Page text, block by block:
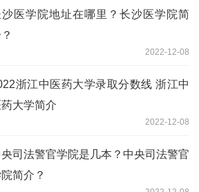
沙医学院地址在哪里？长沙医学院简
2022-12-08
浙江中医药大学录取分数线 浙江中
药大学简介
2022-12-08
央司法警官学院是几本？中央司法警官
简介？